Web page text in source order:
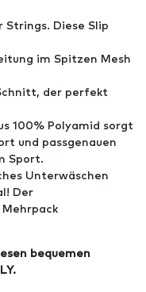
Strings. Diese Slip
im Spitzen Mesh
der perfekt
100% Polyamid sorgt
und passgenauen
Sport.
Unterwäschen
Der
Mehrpack
bequemen